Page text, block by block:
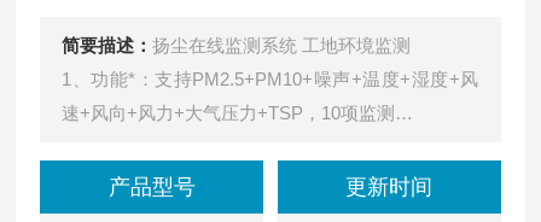
简要描述：扬尘在线监测系统 工地环境监测
1、功能*：支持PM2.5+PM10+噪声+温度+湿度+风
速+风向+风力+大气压力+TSP，10项监测
监控、监测项等，可根据需求任意定制
3、泵吸式采样：自主研发传感器模组
产品型号 更新时间